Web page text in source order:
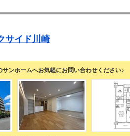
サイド川崎
サンホームへお気軽にお問い合わせください♪